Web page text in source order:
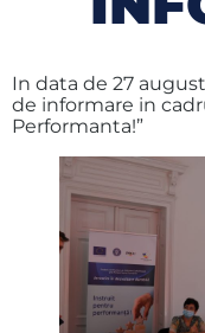
In data de 27
de informare in
Performanta!”